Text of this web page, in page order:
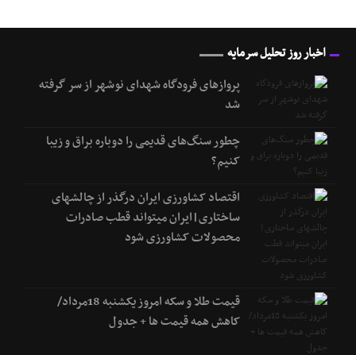
اخبار روز تحلیل سرمایه
پروازهای فرودگاه شهدای نوشهر از سر گرفته
شد
چطور سنگ‌های قدیمی را دوباره براق و زیبا
کنیم؟
اقتصاد کشاورزی ایران درگذر از چالشهای
ساختاری|ایران میتواند قطب صادرات
محصولات کشاورزی شود
قیمت طلا و سکه امروز یکشنبه 18مرداد/
کاهش همه قیمت ها + جدول